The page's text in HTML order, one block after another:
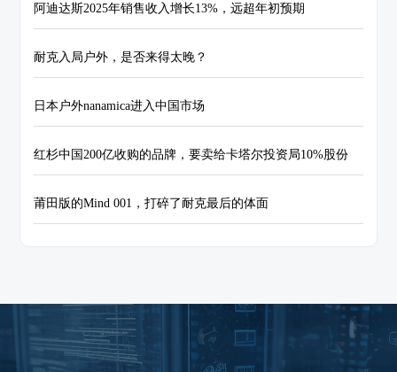
阿迪达斯2025年销售收入增长13%，远超年初预期
耐克入局户外，是否来得太晚？
日本户外nanamica进入中国市场
红杉中国200亿收购的品牌，要卖给卡塔尔投资局10%股份
莆田版的Mind 001，打碎了耐克最后的体面